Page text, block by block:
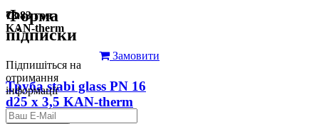
78.83 грн
KAN-therm
Замовити
Труба stabi glass PN 16
d25 х 3,5 KAN-therm
Форма
підписки
Підпишіться на
отримання
інформації